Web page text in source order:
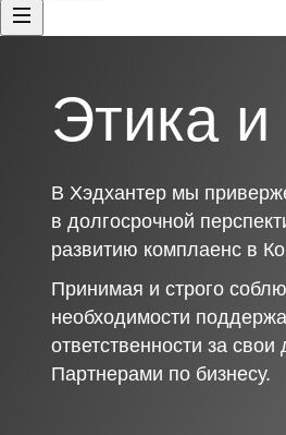
Этика
В Хэдхантер мы
в долгосрочной
развитию комплаенс в
Принимая и строго
необходимости
ответственности за
Партнерами по бизнесу.